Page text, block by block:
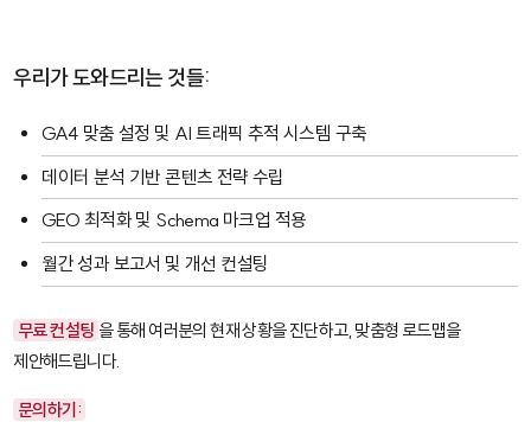
우리가 도와드리는 것들:
GA4 맞춤 설정 및 AI 트래픽 추적 시스템 구축
데이터 분석 기반 콘텐츠 전략 수립
GEO 최적화 및 Schema 마크업 적용
월간 성과 보고서 및 개선 컨설팅
무료 컨설팅 을 통해 여러분의 현재 상황을 진단하고, 맞춤형 로드맵을
제안해드립니다.
문의하기: